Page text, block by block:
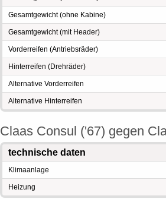
Gesamtgewicht (ohne Kabine)
Gesamtgewicht (mit Header)
Vorderreifen (Antriebsräder)
Hinterreifen (Drehräder)
Alternative Vorderreifen
Alternative Hinterreifen
Claas Consul ('67) gegen
technische daten
Klimaanlage
Heizung